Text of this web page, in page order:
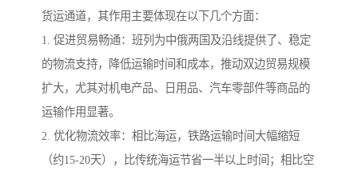
货运通道，其作用主要体现在以下几个方面：
1. 促进贸易畅通：班列为中俄两国及沿线提供了、稳定
的物流支持，降低运输时间和成本，推动双边贸易规模
扩大，尤其对机电产品、日用品、汽车零部件等商品的
运输作用显著。
2. 优化物流效率：相比海运，铁路运输时间大幅缩短
（约15-20天），比传统海运节省一半以上时间；相比空